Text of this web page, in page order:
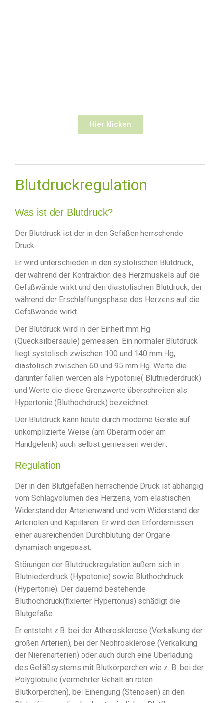
Hier klicken
Blutdruckregulation
Was ist der Blutdruck?
Der Blutdruck ist der in den Gefäßen herrschende
Druck.
Er wird unterschieden in den systolischen Blutdruck,
der während der Kontraktion des Herzmuskels auf die
Gefäßwände wirkt und den diastolischen Blutdruck, der
während der Erschlaffungsphase des Herzens auf die
Gefäßwände wirkt.
Der Blutdruck wird in der Einheit mm Hg
(Quecksilbersäule) gemessen. Ein normaler Blutdruck
liegt systolisch zwischen 100 und 140 mm Hg,
diastolisch zwischen 60 und 95 mm Hg. Werte die
darunter fallen werden als Hypotonie( Blutniederdruck)
und Werte die diese Grenzwerte überschreiten als
Hypertonie (Bluthochdruck) bezeichnet.
Der Blutdruck kann heute durch moderne Geräte auf
unkomplizierte Weise (am Oberarm oder am
Handgelenk) auch selbst gemessen werden.
Regulation
Der in den Blutgefäßen herrschende Druck ist abhängig
vom Schlagvolumen des Herzens, vom elastischen
Widerstand der Arterienwand und vom Widerstand der
Arteriolen und Kapillaren. Er wird den Erfordernissen
einer ausreichenden Durchblutung der Organe
dynamisch angepasst.
Störungen der Blutdruckregulation äußern sich in
Blutniederdruck (Hypotonie) sowie Bluthochdruck
(Hypertonie). Der dauernd bestehende
Bluthochdruck(fixierter Hypertonus) schädigt die
Blutgefäße.
Er entsteht z.B. bei der Atherosklerose (Verkalkung der
großen Arterien), bei der Nephrosklerose (Verkalkung
der Nierenarterien) oder auch durch eine Überladung
des Gefäßsystems mit Blutkörperchen wie z. B. bei der
Polyglobulie (vermehrter Gehalt an roten
Blutkörperchen), bei Einengung (Stenosen) an den